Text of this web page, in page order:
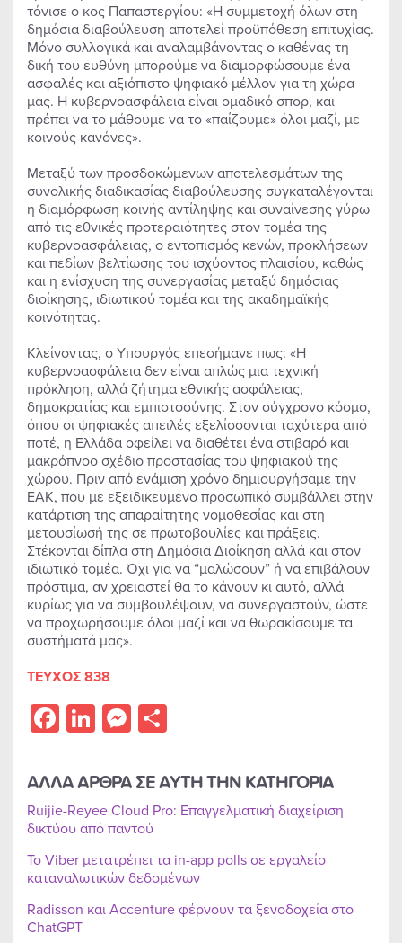
τόνισε ο κος Παπαστεργίου: «Η συμμετοχή όλων στη
δημόσια διαβούλευση αποτελεί προϋπόθεση επιτυχίας.
Μόνο συλλογικά και αναλαμβάνοντας ο καθένας τη
δική του ευθύνη μπορούμε να διαμορφώσουμε ένα
ασφαλές και αξιόπιστο ψηφιακό μέλλον για τη χώρα
μας. Η κυβερνοασφάλεια είναι ομαδικό σπορ, και
πρέπει να το μάθουμε να το «παίζουμε» όλοι μαζί, με
κοινούς κανόνες».
Μεταξύ των προσδοκώμενων αποτελεσμάτων της
συνολικής διαδικασίας διαβούλευσης συγκαταλέγονται
η διαμόρφωση κοινής αντίληψης και συναίνεσης γύρω
από τις εθνικές προτεραιότητες στον τομέα της
κυβερνοασφάλειας, ο εντοπισμός κενών, προκλήσεων
και πεδίων βελτίωσης του ισχύοντος πλαισίου, καθώς
και η ενίσχυση της συνεργασίας μεταξύ δημόσιας
διοίκησης, ιδιωτικού τομέα και της ακαδημαϊκής
κοινότητας.
Κλείνοντας, ο Υπουργός επεσήμανε πως: «Η
κυβερνοασφάλεια δεν είναι απλώς μια τεχνική
πρόκληση, αλλά ζήτημα εθνικής ασφάλειας,
δημοκρατίας και εμπιστοσύνης. Στον σύγχρονο κόσμο,
όπου οι ψηφιακές απειλές εξελίσσονται ταχύτερα από
ποτέ, η Ελλάδα οφείλει να διαθέτει ένα στιβαρό και
μακρόπνοο σχέδιο προστασίας του ψηφιακού της
χώρου. Πριν από ενάμιση χρόνο δημιουργήσαμε την
ΕΑΚ, που με εξειδικευμένο προσωπικό συμβάλλει στην
κατάρτιση της απαραίτητης νομοθεσίας και στη
μετουσίωσή της σε πρωτοβουλίες και πράξεις.
Στέκονται δίπλα στη Δημόσια Διοίκηση αλλά και στον
ιδιωτικό τομέα. Όχι για να “μαλώσουν” ή να επιβάλουν
πρόστιμα, αν χρειαστεί θα το κάνουν κι αυτό, αλλά
κυρίως για να συμβουλέψουν, να συνεργαστούν, ώστε
να προχωρήσουμε όλοι μαζί και να θωρακίσουμε τα
συστήματά μας».
ΤΕΥΧΟΣ 838
Facebook
LinkedIn
Messenger
ΑΛΛΑ ΑΡΘΡΑ ΣΕ ΑΥΤΗ ΤΗΝ ΚΑΤΗΓΟΡΙΑ
Ruijie-Reyee Cloud Pro: Επαγγελματική διαχείριση
δικτύου από παντού
Το Viber μετατρέπει τα in-app polls σε εργαλείο
καταναλωτικών δεδομένων
Radisson και Accenture φέρνουν τα ξενοδοχεία στο
ChatGPT